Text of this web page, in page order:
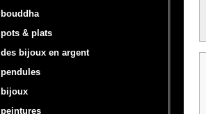
bouddha
pots & plats
des bijoux en argent
pendules
bijoux
peintures